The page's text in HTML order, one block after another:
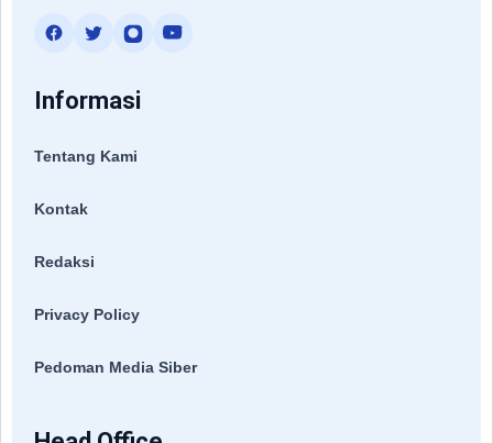
Informasi
Tentang Kami
Kontak
Redaksi
Privacy Policy
Pedoman Media Siber